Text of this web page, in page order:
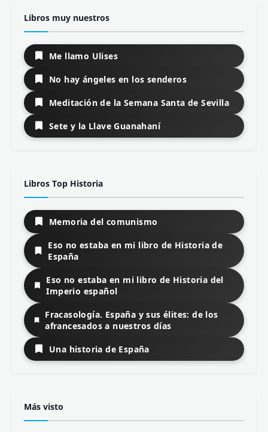
Libros muy nuestros
Me llamo Ulises
No hay ángeles en los senderos
Meditación de la Semana Santa de Sevilla
Sete y la Llave Guanahaní
Libros Top Historia
Memoria del comunismo
Eso no estaba en mi libro de Historia de
España
Eso no estaba en mi libro de Historia del
Imperio español
Fracasología. España y sus élites: de los
afrancesados a nuestros días
Una historia de España
Más visto